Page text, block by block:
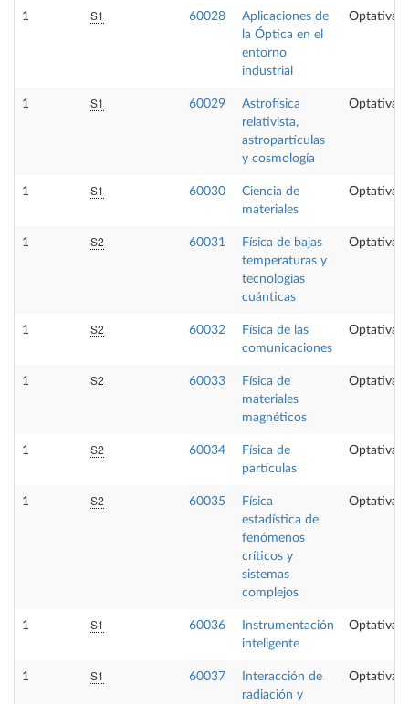
1 S1 60028
Aplicaciones de
la Óptica en el
entorno
industrial
Optativa
1 S1 60029
Astrofísica
relativista,
astropartículas
y cosmología
Optativa
1 S1 60030
Ciencia de
materiales
Optativa
1 S2 60031
Física de bajas
temperaturas y
tecnologías
cuánticas
Optativa
1 S2 60032
Física de las
comunicaciones
Optativa
1 S2 60033
Física de
materiales
magnéticos
Optativa
1 S2 60034
Física de
partículas
Optativa
1 S2 60035
Física
estadística de
fenómenos
críticos y
sistemas
complejos
Optativa
1 S1 60036
Instrumentación
inteligente
Optativa
1 S1 60037
Interacción de
radiación y
Optativa